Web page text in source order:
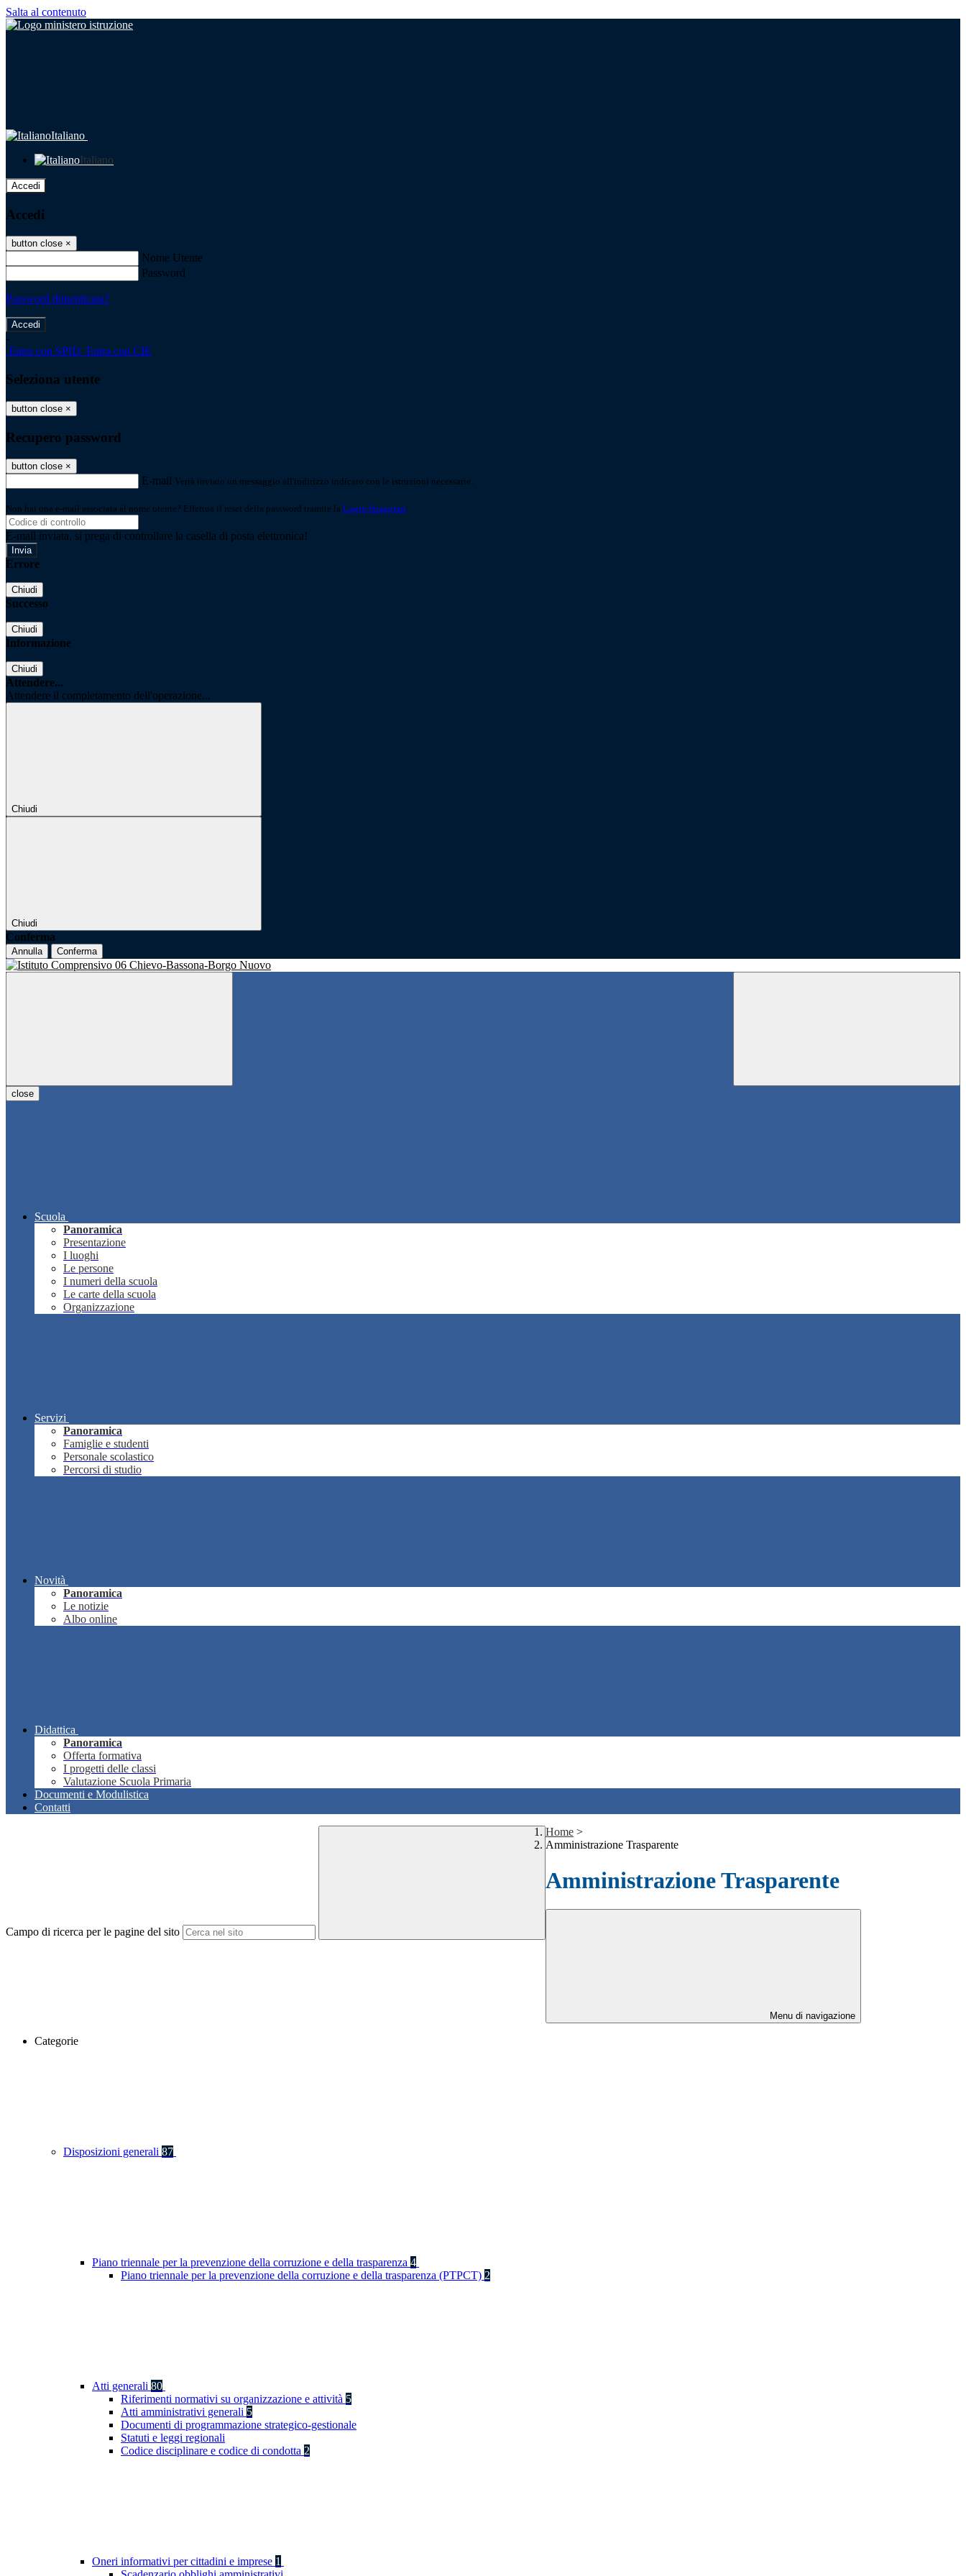
Salta al contenuto
Italiano
Italiano
Accedi
Accedi
button close ×
Nome Utente
Password
Password dimenticata?
-
Entra con SPID Entra con CIE
Seleziona utente
button close ×
Recupero password
button close ×
E-mail Verrà inviato un messaggio all'indirizzo indicato con le istruzioni necessarie.
Non hai una e-mail associata al nome utente? Effettua il reset della password tramite la Login Spaggiari
E-mail inviata, si prega di controllare la casella di posta elettronica!
Errore
Chiudi
Successo
Chiudi
Informazione
Chiudi
Attendere...
Attendere il completamento dell'operazione...
Chiudi
Chiudi
Conferma
Annulla Conferma
close
Scuola
Panoramica
Presentazione
I luoghi
Le persone
I numeri della scuola
Le carte della scuola
Organizzazione
Servizi
Panoramica
Famiglie e studenti
Personale scolastico
Percorsi di studio
Novità
Panoramica
Le notizie
Albo online
Didattica
Panoramica
Offerta formativa
I progetti delle classi
Valutazione Scuola Primaria
Documenti e Modulistica
Contatti
Campo di ricerca per le pagine del sito
Home >
Amministrazione Trasparente
Amministrazione Trasparente
Menu di navigazione
Categorie
Disposizioni generali 87
Piano triennale per la prevenzione della corruzione e della trasparenza 4
Piano triennale per la prevenzione della corruzione e della trasparenza (PTPCT) 2
Atti generali 80
Riferimenti normativi su organizzazione e attività 5
Atti amministrativi generali 5
Documenti di programmazione strategico-gestionale
Statuti e leggi regionali
Codice disciplinare e codice di condotta 2
Oneri informativi per cittadini e imprese 1